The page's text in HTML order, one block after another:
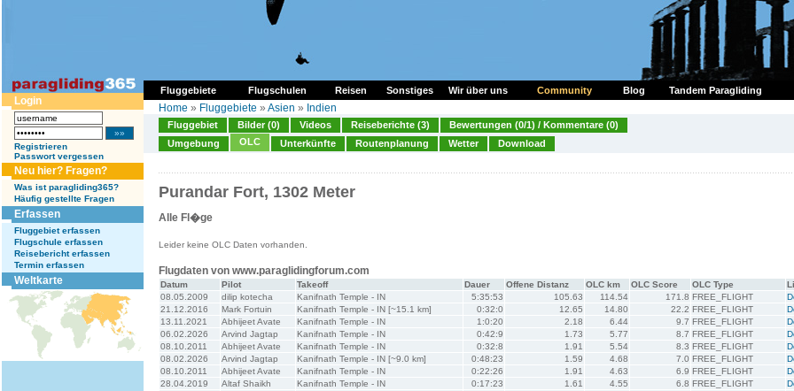
Fluggebiete Flugschulen Reisen Sonstiges Wir über uns Community Blog Tandem Paragliding
Login
Registrieren
Passwort vergessen
Neu hier? Fragen?
Was ist paragliding365?
Häufig gestellte Fragen
Erfassen
Fluggebiet erfassen
Flugschule erfassen
Reisebericht erfassen
Termin erfassen
Weltkarte
Home » Fluggebiete » Asien » Indien
Fluggebiet Bilder (0) Videos Reiseberichte (3)
Bewertungen (0/1) / Kommentare (0)
Umgebung
OLC Unterkünfte Routenplanung Wetter Download
Purandar Fort, 1302 Meter
Alle Fl�ge
Leider keine OLC Daten vorhanden.
Flugdaten von www.paraglidingforum.com
Datum Pilot Takeoff Dauer Offene Distanz OLC km OLC Score OLC Type
08.05.2009
dilip kotecha Kanifnath Temple - IN 5:35:53 105.63 114.54 171.8 FREE_FLIGHT
21.12.2016
Mark Fortuin Kanifnath Temple - IN [~15.1 km] 0:32:0 12.65 14.80 22.2 FREE_FLIGHT
13.11.2021
Abhijeet Avate Kanifnath Temple - IN 1:0:20 2.18 6.44 9.7 FREE_FLIGHT
06.02.2026
Arvind Jagtap Kanifnath Temple - IN 0:42:9 1.73 5.77 8.7 FREE_FLIGHT
08.10.2011
Abhijeet Avate Kanifnath Temple - IN 0:32:8 1.91 5.54 8.3 FREE_FLIGHT
08.02.2026
Arvind Jagtap Kanifnath Temple - IN [~9.0 km] 0:48:23 1.59 4.68 7.0 FREE_FLIGHT
08.10.2011
Abhijeet Avate Kanifnath Temple - IN 0:22:26 1.91 4.63 6.9 FREE_FLIGHT
28.04.2019
Altaf Shaikh Kanifnath Temple - IN 0:17:23 1.61 4.55 6.8 FREE_FLIGHT